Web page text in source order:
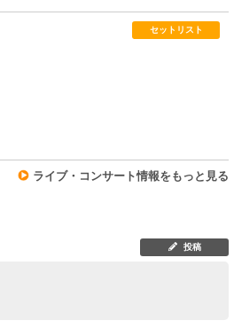
セットリスト
ライブ・コンサート情報をもっと見る
投稿